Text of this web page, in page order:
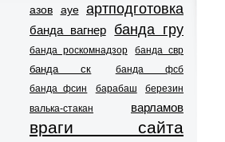
азов ауе артподготовка
банда вагнер банда гру
банда роскомнадзор банда свр
банда ск
банда фсб
банда фсин
барабаш
березин
валька-стакан
варламов
враги сайта